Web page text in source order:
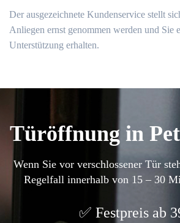
Der ausgezeichnete Kundenservice stellt
Anliegen ernst genommen werden und Sie
Unterstützung erhalten.​
Türöffnung in
Wenn Sie vor verschlossener Tür
Regelfall innerhalb von 15 – 30
Festpreis ab